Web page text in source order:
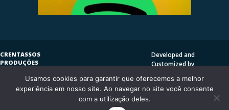
CRENTASSOS
PRODUÇÕES
COPYLEFT©2009
CRENTASSOS
CURITIBA/PR - BRASIL
Developed and
Customized by
DESIGN
UsingVantage Theme
Usamos cookies para garantir que oferecemos a melhor
experiência em nosso site. Ao navegar no site você consente
com a utilização deles.